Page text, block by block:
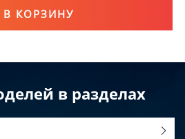
В КОРЗИНУ
в разделах